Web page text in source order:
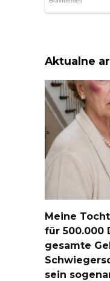
Aktualne
Meine
für 500.000
gesamte
sein